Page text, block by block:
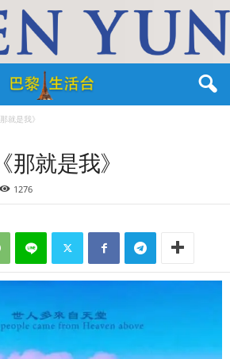
就是我》
就是我》
1276